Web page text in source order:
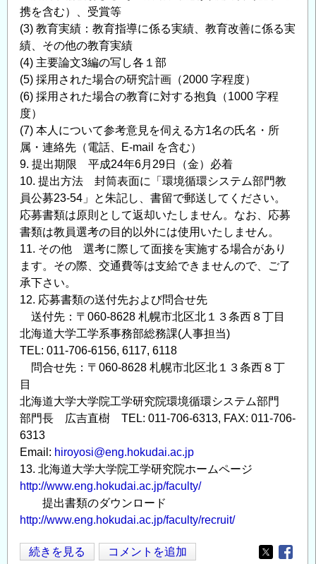
携を含む）、受賞等
(3) 教育実績：教育指導に係る実績、教育改善に係る実
績、その他の教育実績
(4) 主要論文3編の写し各１部
(5) 採用された場合の研究計画（2000 字程度）
(6) 採用された場合の教育に対する抱負（1000 字程
度）
(7) 本人について参考意見を伺える方1名の氏名・所
属・連絡先（電話、E-mail を含む）
9. 提出期限 平成24年6月29日（金）必着
10. 提出方法 封筒表面に「環境循環システム部門教
員公募23-54」と朱記し、書留で郵送してください。
応募書類は原則として返却いたしません。なお、応募
書類は教員選考の目的以外には使用いたしません。
11. その他 選考に際して面接を実施する場合があり
ます。その際、交通費等は支給できませんので、ご了
承下さい。
12. 応募書類の送付先および問合せ先
送付先：〒060-8628 札幌市北区北１３条西８丁目
北海道大学工学系事務部総務課(人事担当)
TEL: 011-706-6156, 6117, 6118
問合せ先：〒060-8628 札幌市北区北１３条西８丁
目
北海道大学大学院工学研究院環境循環システム部門
部門長 広吉直樹 TEL: 011-706-6313, FAX: 011-706-
6313
Email: hiroyosi@eng.hokudai.ac.jp
13. 北海道大学大学院工学研究院ホームページ
http://www.eng.hokudai.ac.jp/faculty/
提出書類のダウンロード
http://www.eng.hokudai.ac.jp/faculty/recruit/
助
続きを見る コメントを追加
Opens in